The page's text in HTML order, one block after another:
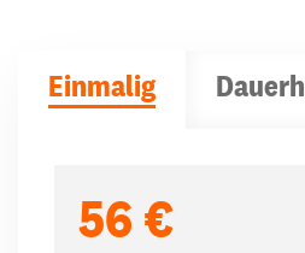
Einmalig
56 €